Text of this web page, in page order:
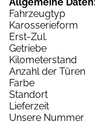
Fahrzeugtyp
Karosserieform
Erst-Zul.
Getriebe
Kilometerstand
Anzahl der Türen
Farbe
Standort
Lieferzeit
Unsere Nummer